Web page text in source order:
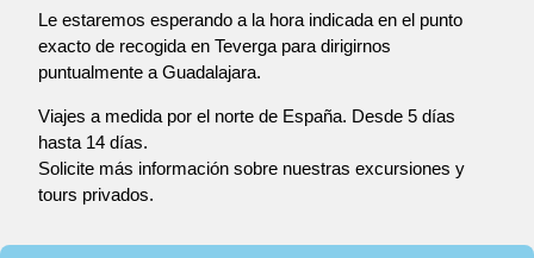
Le estaremos esperando a la hora indicada en el punto
exacto de recogida en Teverga para dirigirnos
puntualmente a Guadalajara.
Viajes a medida por el norte de España. Desde 5 días
hasta 14 días.
Solicite más información sobre nuestras excursiones y
tours privados.